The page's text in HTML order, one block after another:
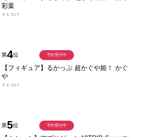
彩葉
￥3,927
第4位
【フィギュア】るかっぷ 超かぐや姫！ かぐ
や
￥3,927
予約受付中
第5位 予約受付中